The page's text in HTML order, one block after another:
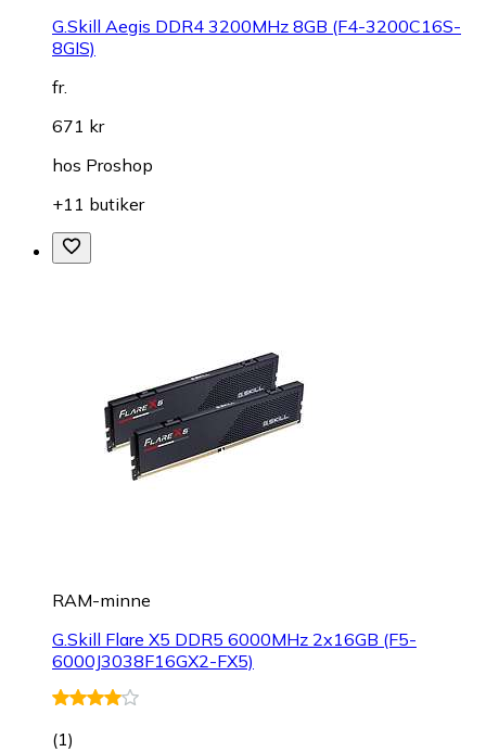
G.Skill Aegis DDR4 3200MHz 8GB (F4-3200C16S-
8GIS)
fr.
671 kr
hos Proshop
+11 butiker
RAM-minne
G.Skill Flare X5 DDR5 6000MHz 2x16GB (F5-
6000J3038F16GX2-FX5)
(1)